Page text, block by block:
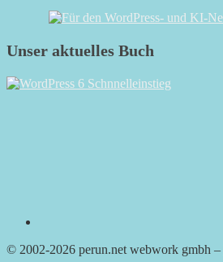
Unser aktuelles Buch
© 2002-2026 perun.net webwork gmbh –